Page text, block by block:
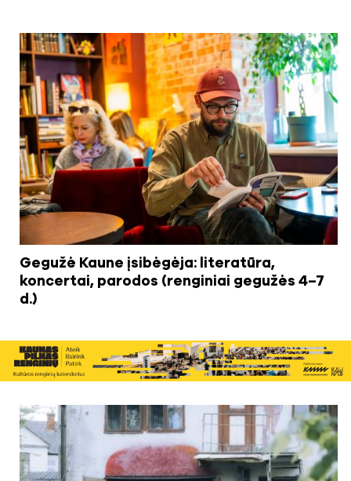
Gegužė Kaune įsibėgėja: literatūra,
koncertai, parodos (renginiai gegužės 4–7
d.)